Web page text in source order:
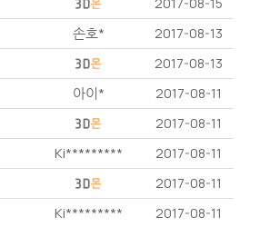
손호* 2017-08-13
2017-08-13
아이* 2017-08-11
2017-08-11
Ki********* 2017-08-11
2017-08-11
Ki********* 2017-08-11